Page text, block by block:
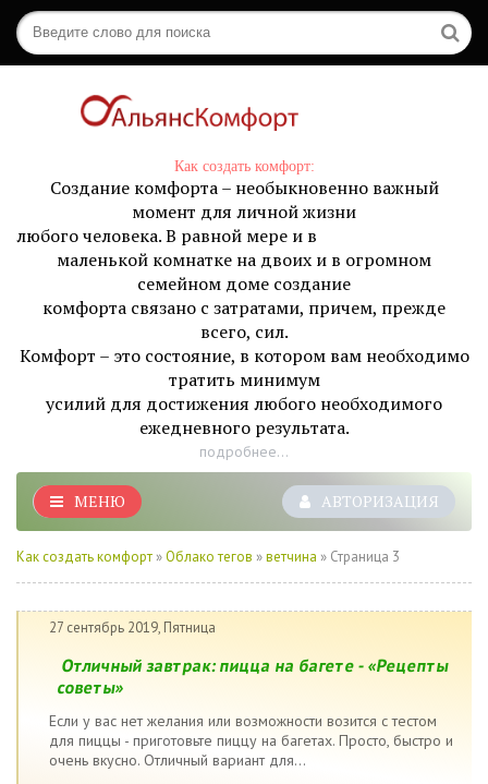
Как создать комфорт:
Создание комфорта – необыкновенно важный
момент для личной жизни
любого человека. В равной мере и в
маленькой комнатке на двоих и в огромном
семейном доме создание
комфорта связано с затратами, причем, прежде
всего, сил.
Комфорт – это состояние, в котором вам необходимо
тратить минимум
усилий для достижения любого необходимого
ежедневного результата.
подробнее...
АВТОРИЗАЦИЯ
МЕНЮ
Как создать комфорт »Облако тегов »ветчина » Страница 3
27 сентябрь 2019, Пятница
Отличный завтрак: пицца на багете - «Рецепты
советы»
Если у вас нет желания или возможности возится с тестом
для пиццы - приготовьте пиццу на багетах. Просто, быстро и
очень вкусно. Отличный вариант для...